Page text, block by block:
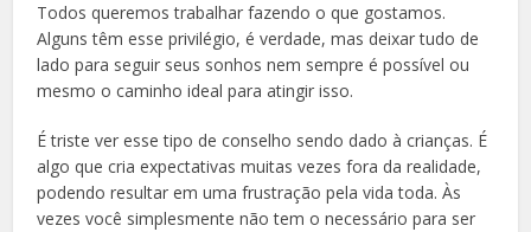
Todos queremos trabalhar fazendo o que gostamos.
Alguns têm esse privilégio, é verdade, mas deixar tudo de
lado para seguir seus sonhos nem sempre é possível ou
mesmo o caminho ideal para atingir isso.
É triste ver esse tipo de conselho sendo dado à crianças. É
algo que cria expectativas muitas vezes fora da realidade,
podendo resultar em uma frustração pela vida toda. Às
vezes você simplesmente não tem o necessário para ser